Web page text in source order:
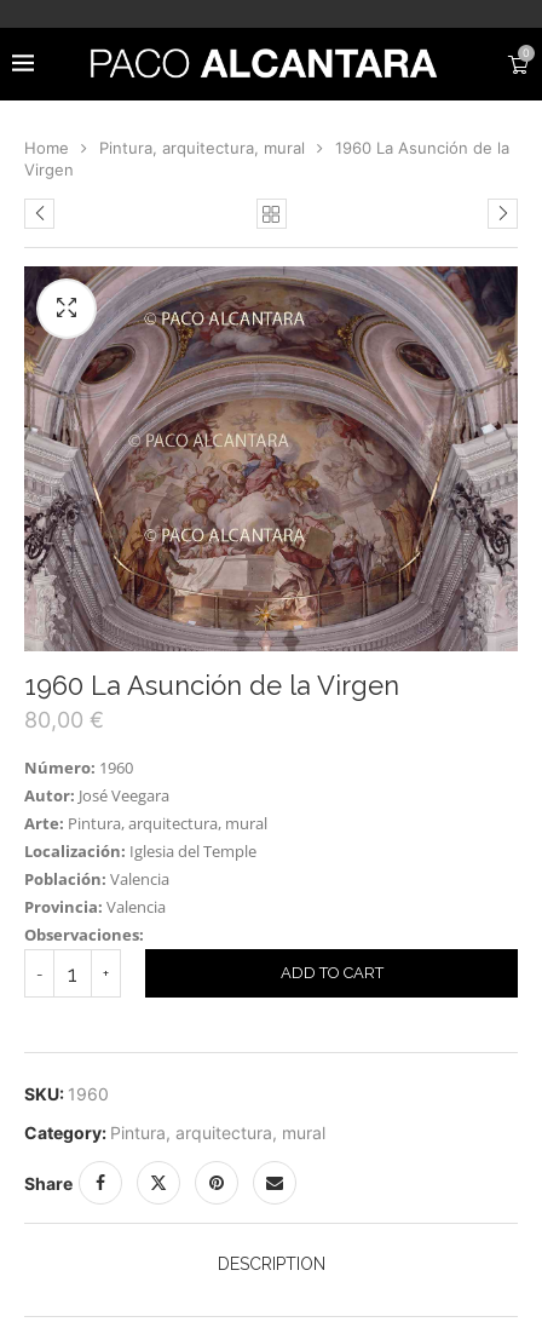
0
Home Pintura, arquitectura, mural
1960 La Asunción de la
Virgen
1960 La Asunción de la Virgen
80,00 €
Número: 1960
Autor: José Veegara
Arte: Pintura, arquitectura, mural
Localización: Iglesia del Temple
Población: Valencia
Provincia: Valencia
Observaciones:
ADD TO CART
SKU: 1960
Category: Pintura, arquitectura, mural
Share
DESCRIPTION